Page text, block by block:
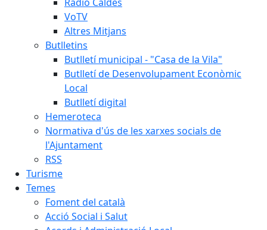
VoTV
Altres Mitjans
Butlletins
Butlletí municipal - "Casa de la Vila"
Butlletí de Desenvolupament Econòmic
Local
Butlletí digital
Hemeroteca
Normativa d'ús de les xarxes socials de
l'Ajuntament
RSS
Turisme
Temes
Foment del català
Acció Social i Salut